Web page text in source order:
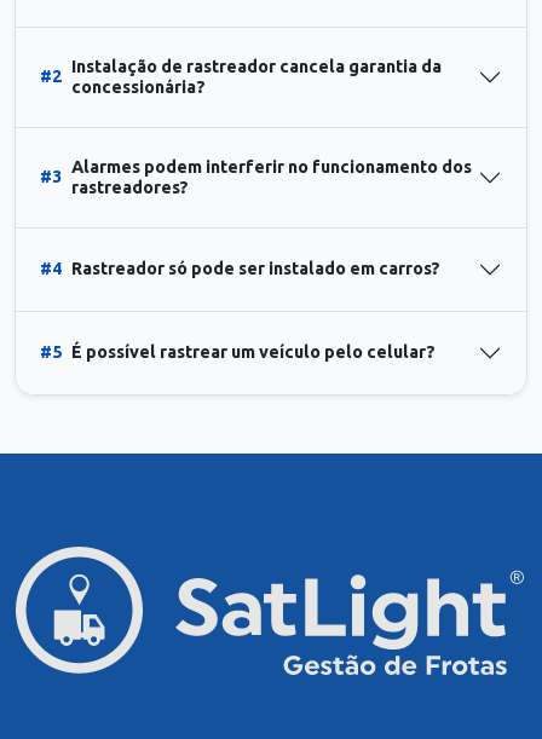
#2
Instalação de rastreador cancela garantia da
concessionária?
#3
Alarmes podem interferir no funcionamento dos
rastreadores?
#4 Rastreador só pode ser instalado em carros?
#5 É possível rastrear um veículo pelo celular?